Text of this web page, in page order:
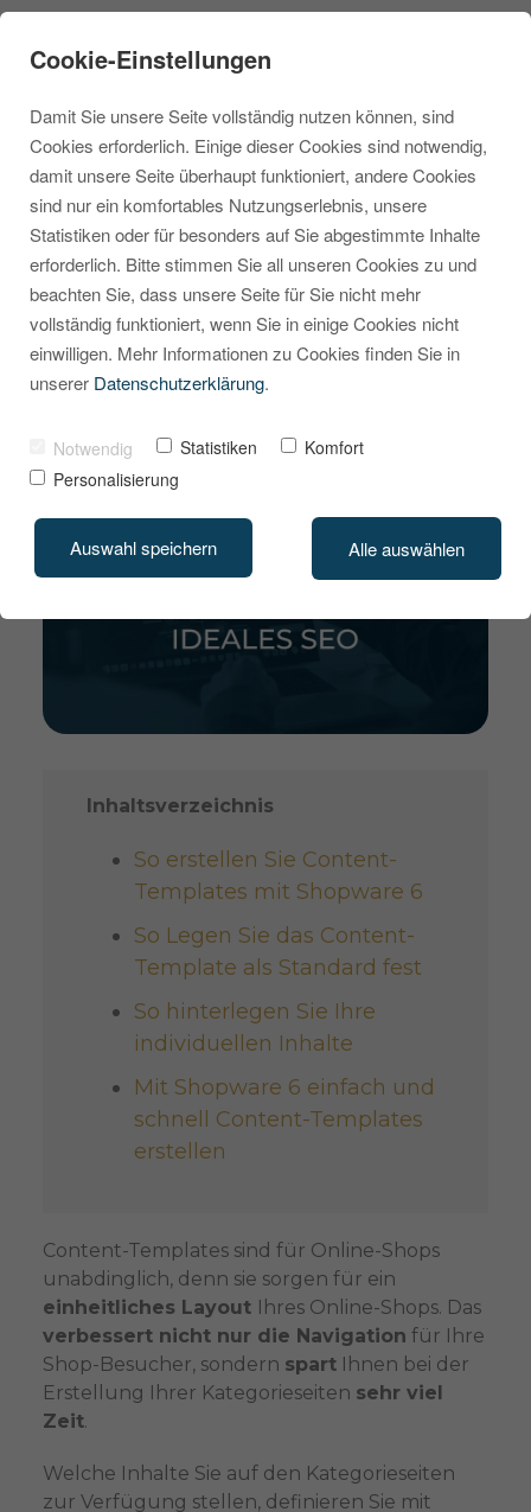
[Video] Shopware 6:
Ideales Shop-SEO mit
Content Templates
VON MARCEL KRIPPENDORF
Inhaltsverzeichnis
So erstellen Sie Content-
Templates mit Shopware 6
So Legen Sie das Content-
Template als Standard fest
So hinterlegen Sie Ihre
individuellen Inhalte
Mit Shopware 6 einfach und
schnell Content-Templates
erstellen
Content-Templates sind für Online-Shops
unabdinglich, denn sie sorgen für ein
einheitliches Layout
Ihres Online-Shops. Das
verbessert nicht nur die Navigation für Ihre
Shop-Besucher, sondern spartIhnen bei der
Erstellung Ihrer Kategorieseiten sehr viel
Zeit.
Welche Inhalte Sie auf den Kategorieseiten
zur Verfügung stellen, definieren Sie mit
Cookie-Einstellungen
Damit Sie unsere Seite vollständig nutzen können, sind
Cookies erforderlich. Einige dieser Cookies sind notwendig,
damit unsere Seite überhaupt funktioniert, andere Cookies
sind nur ein komfortables Nutzungserlebnis, unsere
Statistiken oder für besonders auf Sie abgestimmte Inhalte
erforderlich. Bitte stimmen Sie all unseren Cookies zu und
beachten Sie, dass unsere Seite für Sie nicht mehr
vollständig funktioniert, wenn Sie in einige Cookies nicht
einwilligen. Mehr Informationen zu Cookies finden Sie in
unserer Datenschutzerklärung.
Notwendig Statistiken
Komfort
Personalisierung
Auswahl speichern Alle auswählen